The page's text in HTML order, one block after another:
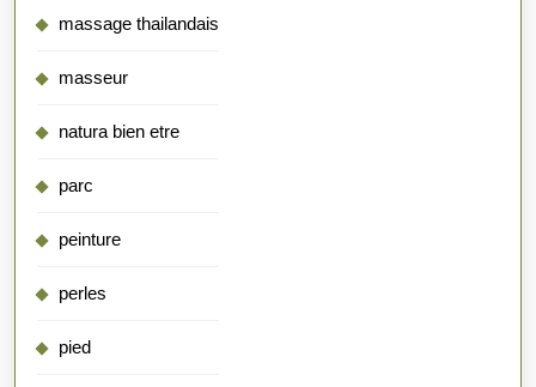
massage thailandais
masseur
natura bien etre
parc
peinture
perles
pied